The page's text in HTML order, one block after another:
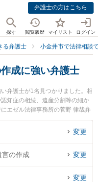
弁護士の方はこちら
探す 閲覧履歴 マイリスト ログイン
る弁護士 小金井市で法律相談
成に強い弁護士
弁護士が1名見つかりました。相
知症の相続、遺産分割等の細か
エゼル法律事務所の菅野 律哉弁
どが注目されています。『小金
成のトラブルを今すぐに弁護士
りの相談者さんにおすすめで
変更
言の作成 変更
変更